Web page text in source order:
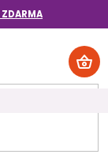
ZDARMA